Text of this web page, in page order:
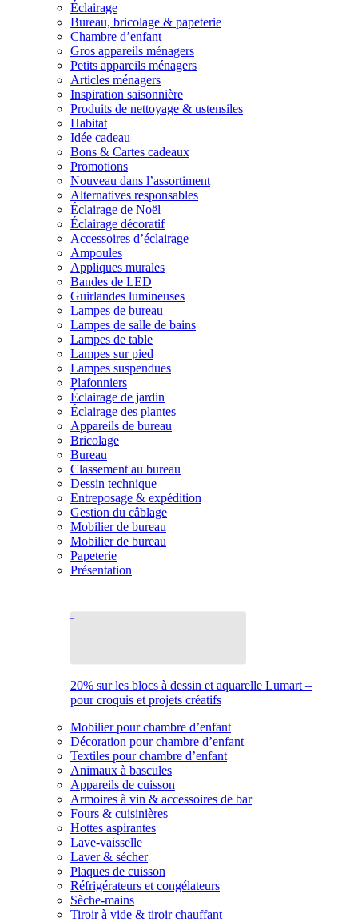
Éclairage
Bureau, bricolage & papeterie
Chambre d’enfant
Gros appareils ménagers
Petits appareils ménagers
Articles ménagers
Inspiration saisonnière
Produits de nettoyage & ustensiles
Habitat
Idée cadeau
Bons & Cartes cadeaux
Promotions
Nouveau dans l’assortiment
Alternatives responsables
Éclairage de Noël
Éclairage décoratif
Accessoires d’éclairage
Ampoules
Appliques murales
Bandes de LED
Guirlandes lumineuses
Lampes de bureau
Lampes de salle de bains
Lampes de table
Lampes sur pied
Lampes suspendues
Plafonniers
Éclairage de jardin
Éclairage des plantes
Appareils de bureau
Bricolage
Bureau
Classement au bureau
Dessin technique
Entreposage & expédition
Gestion du câblage
Mobilier de bureau
Mobilier de bureau
Papeterie
Présentation
20% sur les blocs à dessin et aquarelle Lumart –
pour croquis et projets créatifs
Mobilier pour chambre d’enfant
Décoration pour chambre d’enfant
Textiles pour chambre d’enfant
Animaux à bascules
Appareils de cuisson
Armoires à vin & accessoires de bar
Fours & cuisinières
Hottes aspirantes
Lave-vaisselle
Laver & sécher
Plaques de cuisson
Réfrigérateurs et congélateurs
Sèche-mains
Tiroir à vide & tiroir chauffant